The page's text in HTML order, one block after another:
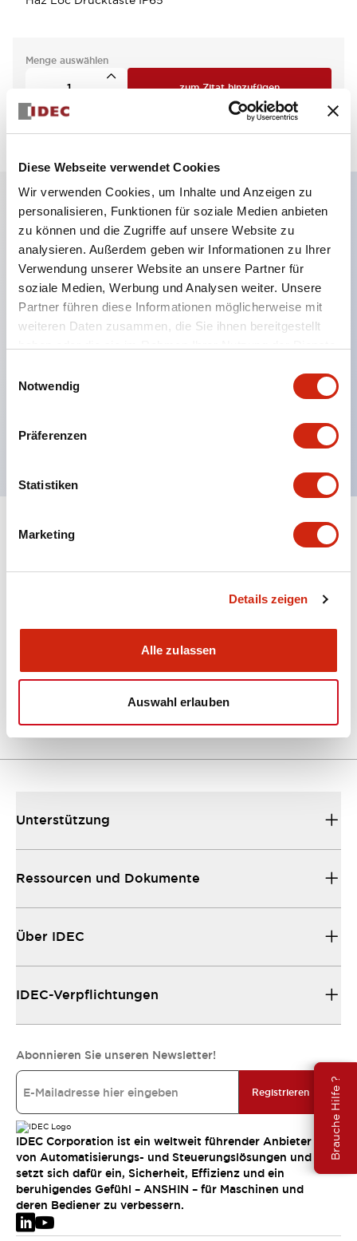
Diese Webseite verwendet Cookies
Wir verwenden Cookies, um Inhalte und Anzeigen zu
personalisieren, Funktionen für soziale Medien anbieten
zu können und die Zugriffe auf unsere Website zu
analysieren. Außerdem geben wir Informationen zu Ihrer
Verwendung unserer Website an unsere Partner für
soziale Medien, Werbung und Analysen weiter. Unsere
Partner führen diese Informationen möglicherweise mit
weiteren Daten zusammen, die Sie ihnen bereitgestellt
Notwendig
Präferenzen
Statistiken
Marketing
Details zeigen
Alle zulassen
Auswahl erlauben
Brauche Hilfe ?
Menge auswählen
zum Zitat hinzufügen
Hauptmerkmale
Anwendbar in potenziell explosionsgefährdeten
Atmosphären
Bis zu 3 Kontaktblöcke
Finger-sichere (IP20) Schraubklemmen verfügbar
Dokumente und Dateien
Bedienungsanleitung
10/10/2024.PDF5.62MB
Unterstützung
Ressourcen und Dokumente
Über IDEC
IDEC-Verpflichtungen
Abonnieren Sie unseren Newsletter!
Registrieren
IDEC Corporation ist ein weltweit führender Anbieter
von Automatisierungs- und Steuerungslösungen und
setzt sich dafür ein, Sicherheit, Effizienz und ein
beruhigendes Gefühl – ANSHIN – für Maschinen und
deren Bediener zu verbessern.